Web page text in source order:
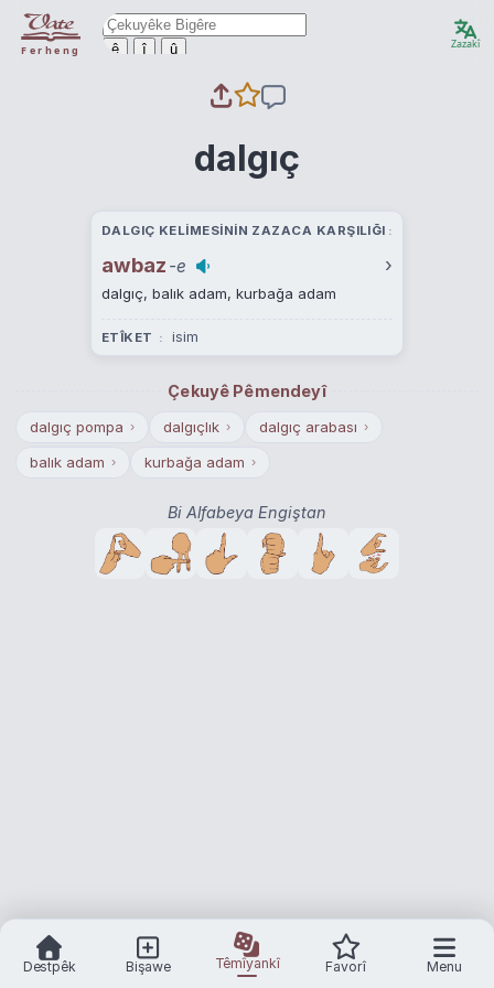
Ferheng ê î û Zazakî
dalgıç
DALGIÇ KELIMESININ ZAZACA KARŞILIĞI
awbaz -e ›
dalgıç, balık adam, kurbağa adam
ETÎKET isim
Çekuyê Pêmendeyî
dalgıç pompa › dalgıçlık › dalgıç arabası ›
balık adam › kurbağa adam ›
Bi Alfabeya Engiştan
Destpêk Bişawe Têmîyankî Favorî Menu